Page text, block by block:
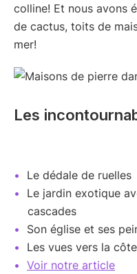
colline! Et nous avons
de cactus, toits de
mer!
Les
Le dédale de ruelles
Le jardin exotique
cascades
Son église et ses
Les vues vers la
Voir notre article